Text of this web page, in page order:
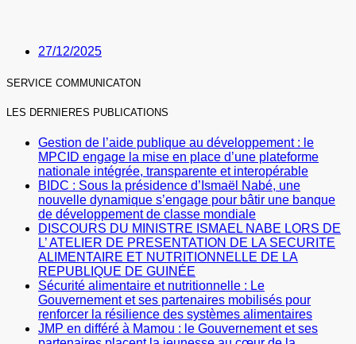
27/12/2025
SERVICE COMMUNICATON
LES DERNIERES PUBLICATIONS
Gestion de l’aide publique au développement : le
MPCID engage la mise en place d’une plateforme
nationale intégrée, transparente et interopérable
BIDC : Sous la présidence d’Ismaël Nabé, une
nouvelle dynamique s’engage pour bâtir une banque
de développement de classe mondiale
DISCOURS DU MINISTRE ISMAEL NABE LORS DE
L’ ATELIER DE PRESENTATION DE LA SECURITE
ALIMENTAIRE ET NUTRITIONNELLE DE LA
REPUBLIQUE DE GUINÉE
Sécurité alimentaire et nutritionnelle : Le
Gouvernement et ses partenaires mobilisés pour
renforcer la résilience des systèmes alimentaires
JMP en différé à Mamou : le Gouvernement et ses